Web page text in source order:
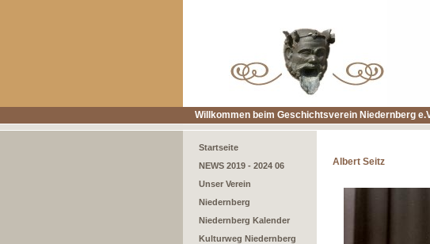
Willkommen beim Geschichtsverein Niedernberg
Startseite
NEWS 2019 - 2024 06
Unser Verein
Niedernberg
Niedernberg Kalender
Kulturweg Niedernberg
Albert Seitz